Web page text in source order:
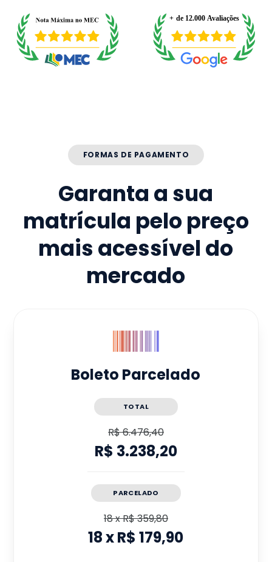
FORMAS DE PAGAMENTO
Garanta a sua
matrícula pelo preço
mais acessível do
mercado
Boleto Parcelado
TOTAL
R$ 6.476,40
R$ 3.238,20
PARCELADO
18xR$ 359,80
18xR$ 179,90